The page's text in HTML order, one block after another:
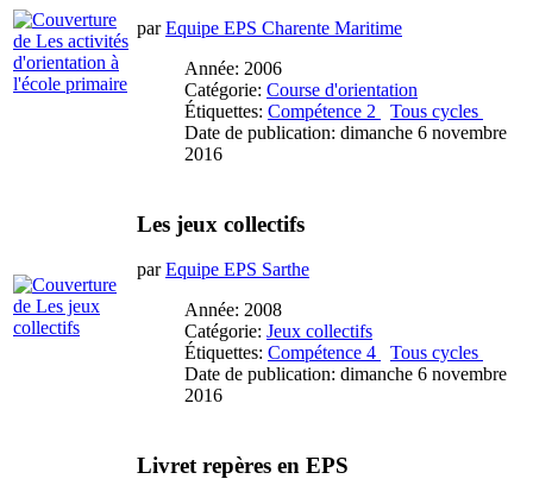
parEquipe EPS Charente Maritime
Année: 2006
Catégorie: Course d'orientation
Étiquettes: Compétence 2
Tous cycles
Date de publication: dimanche 6 novembre
2016
Les jeux collectifs
parEquipe EPS Sarthe
Année: 2008
Catégorie: Jeux collectifs
Étiquettes: Compétence 4
Tous cycles
Date de publication: dimanche 6 novembre
2016
Livret repères en EPS